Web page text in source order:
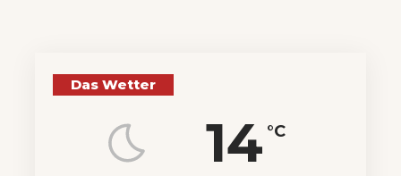
Das Wetter
14 °C